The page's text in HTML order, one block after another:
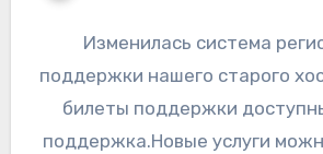
Изменилась система
поддержки нашего старого
билеты поддержки
поддержка.Новые услуги